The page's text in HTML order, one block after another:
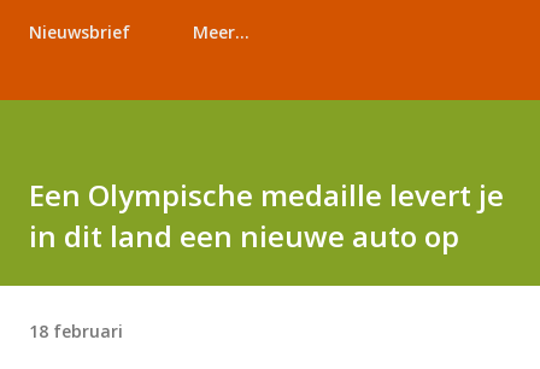
Nieuwsbrief Meer…
Een Olympische medaille levert je
in dit land een nieuwe auto op
18 februari